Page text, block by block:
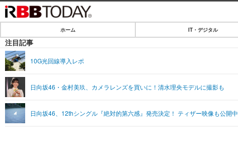
IT・デジタル
ショッピング
SPEED TEST
エンタメ
エンタメTOP
ライフ
ホーム IT・デジタル
注目記事
10G光回線導入レポ
日向坂46・金村美玖、カメラレンズを買いに！清水理央モデルに撮影も
日向坂46、12thシングル『絶対的第六感』発売決定！ ティザー映像も公開中